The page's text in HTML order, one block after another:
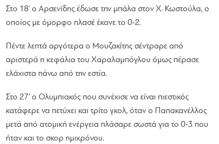
Στο 18’ ο Αρσενίδης έδωσε την μπάλα στον Χ. Κωστούλα, ο
οποίος με όμορφο πλασέ έκανε το 0-2.
Πέντε λεπτά αργότερα ο Μουζακίτης σέντραρε από
αριστερά η κεφάλια του Χαραλαμπόγλου όμως πέρασε
ελάχιστα πάνω από την εστία.
Στο 27’ ο Ολυμπιακός που συνέχισε να είναι πιεστικός
κατάφερε να πετύχει και τρίτο γκολ, όταν ο Παπακανέλλος
μετά από ατομική ενέργεια πλάσαρε σωστά για το 0-3 που
ήταν και το σκορ ημιχρόνου.